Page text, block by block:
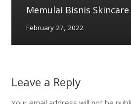
Memulai Bisnis
February 27, 2022
Leave a Reply